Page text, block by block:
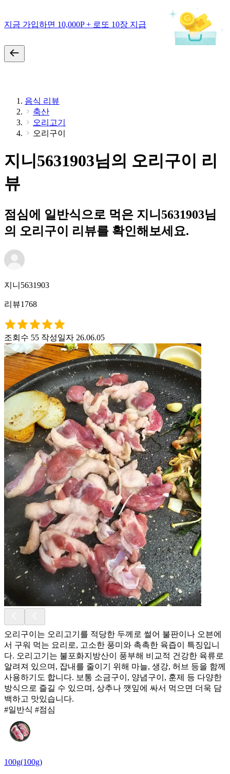
지금 가입하면 10,000P + 로또 10장 지급
음식 리뷰
축산
오리고기
오리구이
지니5631903님의 오리구이 리
뷰
점심에 일반식으로 먹은 지니5631903님
의 오리구이 리뷰를 확인해보세요.
지니5631903
리뷰1768
조회수 55 작성일자 26.06.05
오리구이는 오리고기를 적당한 두께로 썰어 불판이나 오븐에
서 구워 먹는 요리로, 고소한 풍미와 촉촉한 육즙이 특징입니
다. 오리고기는 불포화지방산이 풍부해 비교적 건강한 육류로
알려져 있으며, 잡내를 줄이기 위해 마늘, 생강, 허브 등을 함께
사용하기도 합니다. 보통 소금구이, 양념구이, 훈제 등 다양한
방식으로 즐길 수 있으며, 상추나 깻잎에 싸서 먹으면 더욱 담
백하고 맛있습니다.
#일반식 #점심
100g(100g)